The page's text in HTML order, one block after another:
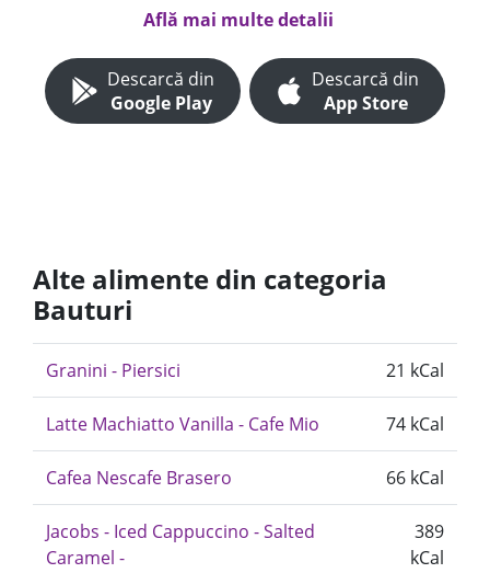
Află mai multe detalii
Descarcă din
Google Play
Descarcă din
App Store
Alte alimente din categoria
Bauturi
Granini - Piersici 21 kCal
Latte Machiatto Vanilla - Cafe Mio 74 kCal
Cafea Nescafe Brasero 66 kCal
Jacobs - Iced Cappuccino - Salted
Caramel -
389
kCal